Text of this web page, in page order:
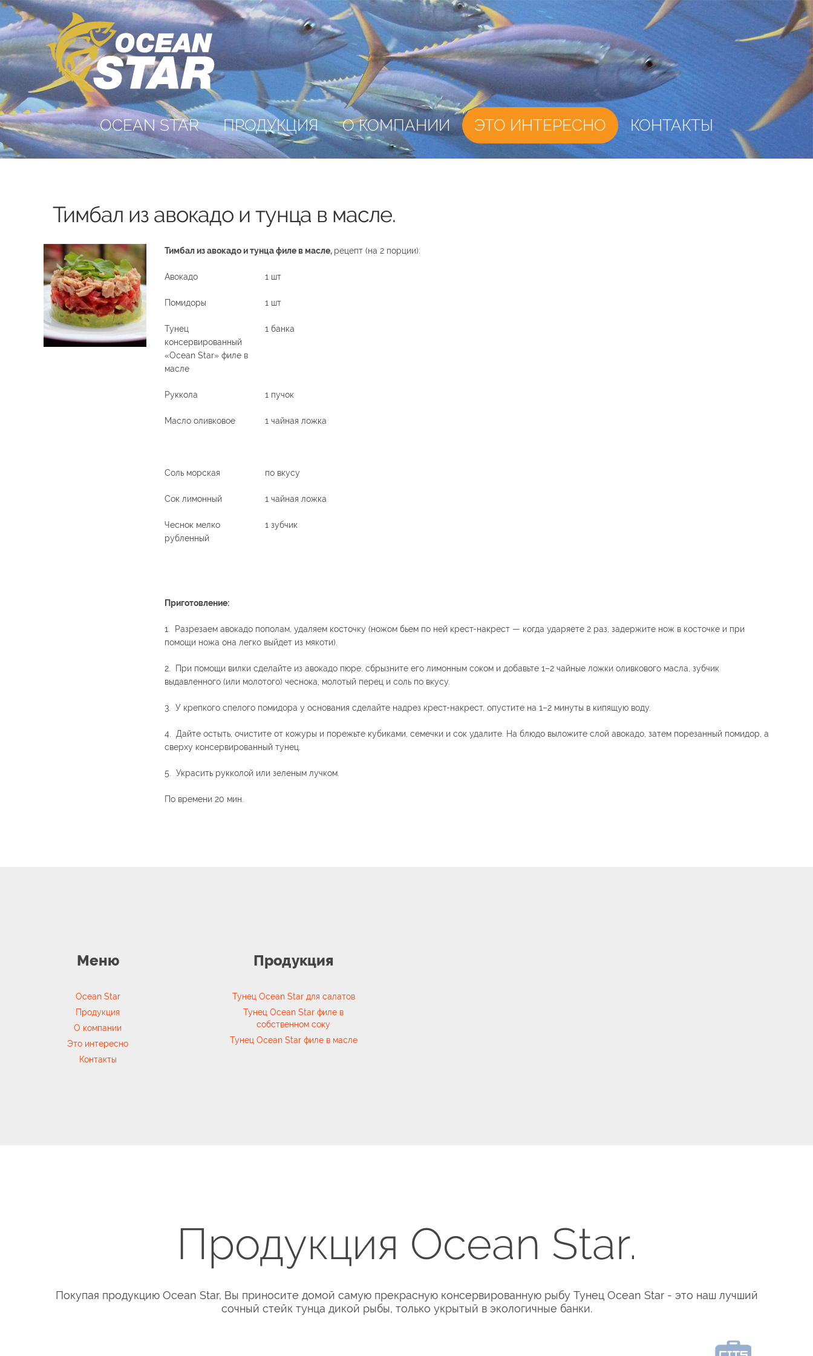
OCEAN STAR ПРОДУКЦИЯ О КОМПАНИИ ЭТО ИНТЕРЕСНО КОНТАКТЫ
Тимбал из авокадо и тунца в масле.
Тимбал из авокадо и тунца филе в масле, рецепт (на 2 порции):
Авокадо 1 шт
Помидоры 1 шт
Тунец
консервированный
«Ocean Star» филе в
масле
1 банка
Руккола 1 пучок
Масло оливковое 1 чайная ложка
Соль морская по вкусу
Сок лимонный 1 чайная ложка
Чеснок мелко
рубленный
1 зубчик
Приготовление:
1. Разрезаем авокадо пополам, удаляем косточку (ножом бьем по ней крест-накрест — когда ударяете 2 раз, задержите нож в косточке и при
помощи ножа она легко выйдет из мякоти).
2. При помощи вилки сделайте из авокадо пюре, сбрызните его лимонным соком и добавьте 1–2 чайные ложки оливкового масла, зубчик
выдавленного (или молотого) чеснока, молотый перец и соль по вкусу.
3. У крепкого спелого помидора у основания сделайте надрез крест-накрест, опустите на 1–2 минуты в кипящую воду.
4. Дайте остыть, очистите от кожуры и порежьте кубиками, семечки и сок удалите. На блюдо выложите слой авокадо, затем порезанный помидор, а
сверху консервированный тунец.
5. Украсить рукколой или зеленым лучком.
По времени 20 мин.
Меню
Ocean Star
Продукция
О компании
Это интересно
Контакты
Продукция
Тунец Ocean Star для салатов
Тунец Ocean Star филе в
собственном соку
Тунец Ocean Star филе в масле
Продукция Ocean Star.
Покупая продукцию Ocean Star, Вы приносите домой самую прекрасную консервированную рыбу Тунец Ocean Star - это наш лучший
сочный стейк тунца дикой рыбы, только укрытый в экологичные банки.